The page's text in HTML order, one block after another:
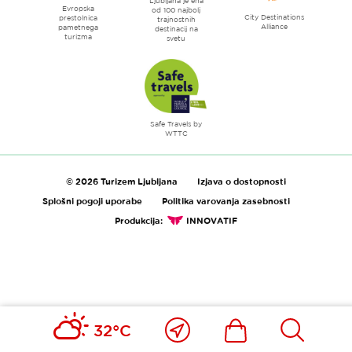
32°C
Blizu
mene
Ikona Išči
Evropska
prestolnica
pametnega
turizma
od 100 najbolj
trajnostnih
destinacij na
svetu
City Destinations
Alliance
Safe Travels by
WTTC
© 2026 Turizem Ljubljana
Izjava o dostopnosti
Splošni pogoji uporabe
Politika varovanja zasebnosti
Produkcija:
INNOVATIF